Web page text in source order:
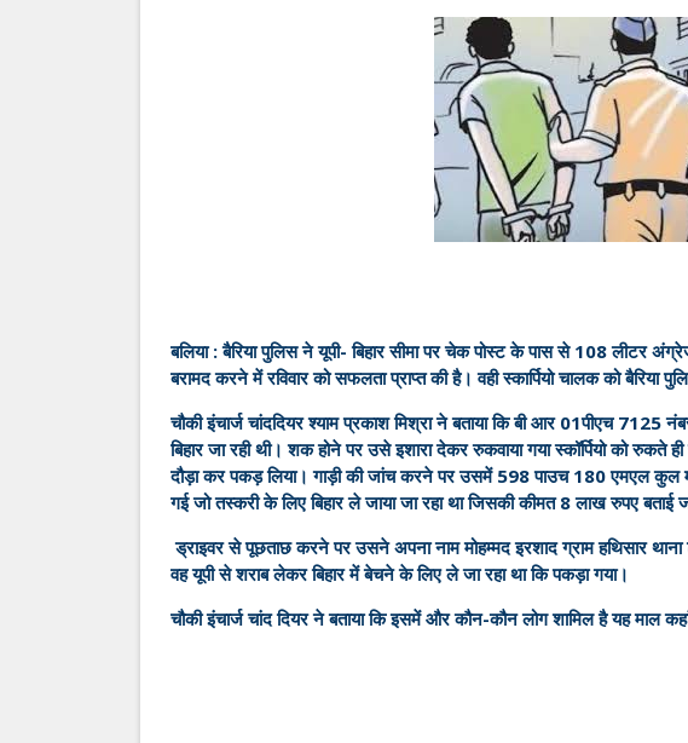
बलिया : बैरिया पुलिस ने यूपी- बिहार सीमा पर चेक पोस्ट के पास से 108 लीटर
बरामद करने में रविवार को सफलता प्राप्त की है। वही स्कार्पियो चालक को बैरिया
चौकी इंचार्ज चांददियर श्याम प्रकाश मिश्रा ने बताया कि बी आर 01पीएच 7125
बिहार जा रही थी। शक होने पर उसे इशारा देकर रुकवाया गया स्कॉर्पियो को
दौड़ा कर पकड़ लिया। गाड़ी की जांच करने पर उसमें 598 पाउच 180 एमएल कुल
गई जो तस्करी के लिए बिहार ले जाया जा रहा था जिसकी कीमत 8 लाख रुपए बताई
ड्राइवर से पूछताछ करने पर उसने अपना नाम मोहम्मद इरशाद ग्राम हथिसार
वह यूपी से शराब लेकर बिहार में बेचने के लिए ले जा रहा था कि पकड़ा गया।
चौकी इंचार्ज चांद दियर ने बताया कि इसमें और कौन-कौन लोग शामिल है यह माल